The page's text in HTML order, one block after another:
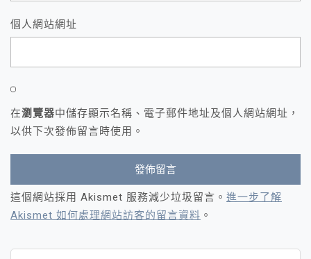
個人網站網址
在瀏覽器中儲存顯示名稱、電子郵件地址及個人網站網址，
以供下次發佈留言時使用。
這個網站採用 Akismet 服務減少垃圾留言。 進一步了解
Akismet 如何處理網站訪客的留言資料 。